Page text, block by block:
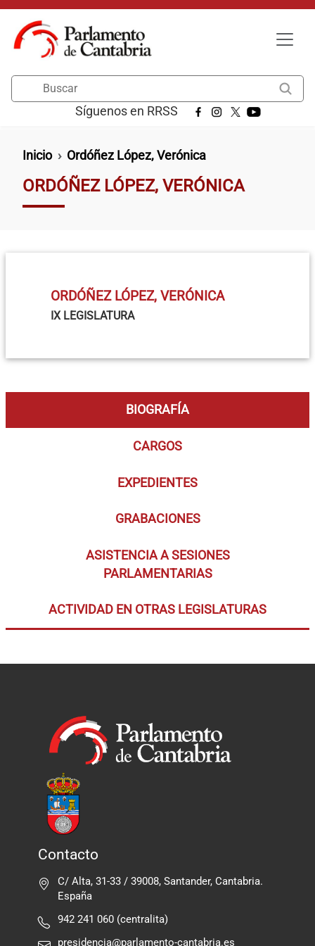
Pasar al contenido principal
Síguenos en RRSS
Ruta de navegación
Inicio Ordóñez López, Verónica
ORDÓÑEZ LÓPEZ, VERÓNICA
ORDÓÑEZ LÓPEZ, VERÓNICA
IX LEGISLATURA
BIOGRAFÍA
CARGOS
EXPEDIENTES
GRABACIONES
ASISTENCIA A SESIONES
PARLAMENTARIAS
ACTIVIDAD EN OTRAS LEGISLATURAS
Contacto
C/ Alta, 31-33 / 39008, Santander, Cantabria.
España
942 241 060 (centralita)
presidencia@parlamento-cantabria.es